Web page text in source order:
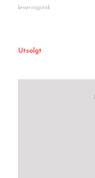
leveringstid.
Utsolgt